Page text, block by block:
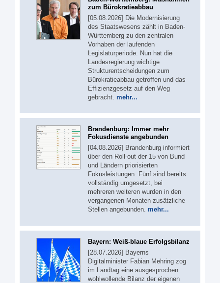
zum Bürokratieabbau
[05.08.2026] Die Modernisierung
des Staatswesens zählt in Baden-
Württemberg zu den zentralen
Vorhaben der laufenden
Legislaturperiode. Nun hat die
Landesregierung wichtige
Strukturentscheidungen zum
Bürokratieabbau getroffen und das
Effizienzgesetz auf den Weg
gebracht. mehr...
Brandenburg: Immer mehr
Fokusdienste angebunden
[04.08.2026] Brandenburg informiert
über den Roll-out der 15 von Bund
und Ländern priorisierten
Fokusleistungen. Fünf sind bereits
vollständig umgesetzt, bei
mehreren weiteren wurden in den
vergangenen Monaten zusätzliche
Stellen angebunden. mehr...
Bayern: Weiß-blaue Erfolgsbilanz
[28.07.2026] Bayerns
Digitalminister Fabian Mehring zog
im Landtag eine ausgesprochen
wohlwollende Bilanz der eigenen